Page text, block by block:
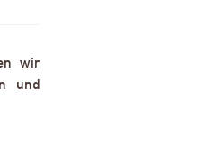
wir
und